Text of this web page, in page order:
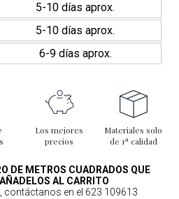
5-10 días aprox.
5-10 días aprox.
6-9 días aprox.
Los mejores
precios
Materiales solo
de 1ª calidad
DE METROS CUADRADOS QUE
AL CARRITO
contáctanos en el 623 109613